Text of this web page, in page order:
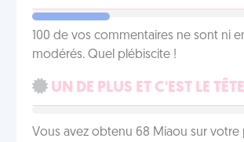
100 de vos commentaires ne sont ni
modérés. Quel plébiscite !
UN DE PLUS ET C'EST LE
Vous avez obtenu 68 Miaou sur votre